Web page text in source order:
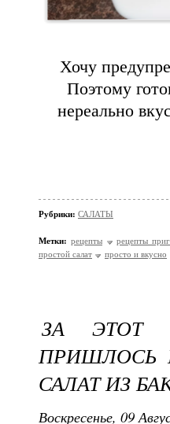
Хочу
Поэтому
нереально
Рубрики: САЛАТЫ
Метки: рецепты
рецепты
простой салат
просто и вкусно
ЗА ЭТОТ
ПРИШЛОСЬ
САЛАТ ИЗ
Воскресенье, 09